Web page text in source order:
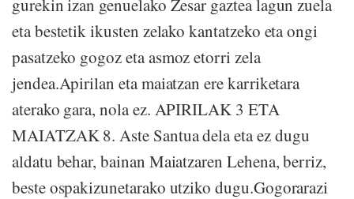
gurekin izan genuelako Zesar gaztea lagun zuela
eta bestetik ikusten zelako kantatzeko eta ongi
pasatzeko gogoz eta asmoz etorri zela
jendea.Apirilan eta maiatzan ere karriketara
aterako gara, nola ez. APIRILAK 3 ETA
MAIATZAK 8. Aste Santua dela eta ez dugu
aldatu behar, bainan Maiatzaren Lehena, berriz,
beste ospakizunetarako utziko dugu.Gogorarazi